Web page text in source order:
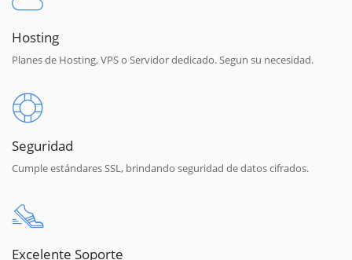
Hosting
Planes de Hosting, VPS o Servidor dedicado. Segun su necesidad.
Seguridad
Cumple estándares SSL, brindando seguridad de datos cifrados.
Excelente Soporte